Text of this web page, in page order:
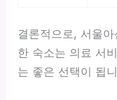
결론적으로, 서울
한 숙소는 의료 서
는 좋은 선택이 됩